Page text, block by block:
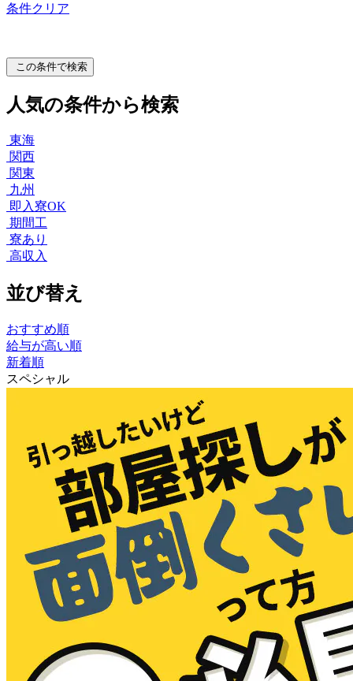
条件クリア
この条件で検索
人気の条件から検索
東海
関西
関東
九州
即入寮OK
期間工
寮あり
高収入
並び替え
おすすめ順
給与が高い順
新着順
スペシャル